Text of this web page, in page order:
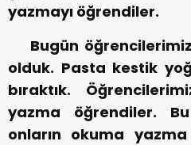
yazmayı öğrendiler.
Bugün
olduk. Pasta kestik
bıraktık.
yazma öğrendiler.
onların okuma yazma